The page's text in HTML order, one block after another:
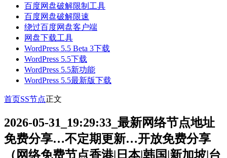
百度网盘破解限制工具
百度网盘破解限速
绕过百度网盘客户端
网盘下载工具
WordPress 5.5 Beta 3下载
WordPress 5.5下载
WordPress 5.5新功能
WordPress 5.5最新版下载
首页SS节点正文
2026-05-31_19:29:33_最新网络节点地址
免费分享…不定期更新…开放免费分享
（网络免费节点香港|日本|韩国|新加坡|台